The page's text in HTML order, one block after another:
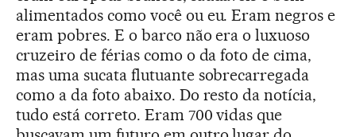
alimentados como você ou eu. Eram negros e
eram pobres. E o barco não era o luxuoso
cruzeiro de férias como o da foto de cima,
mas uma sucata flutuante sobrecarregada
como a da foto abaixo. Do resto da notícia,
tudo está correto. Eram 700 vidas que